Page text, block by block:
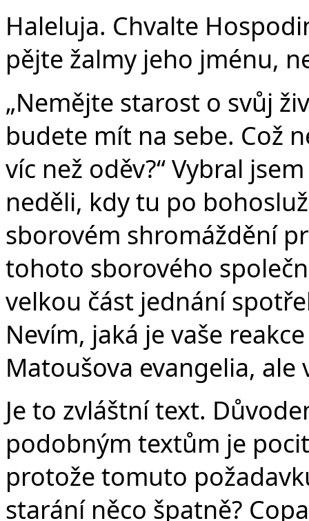
Haleluja. Chvalte
pějte žalmy jeho jménu,
„Nemějte starost o svůj
budete mít na sebe. Což
víc než oděv?“ Vybral
neděli, kdy tu po
sborovém shromáždění
tohoto sborového
velkou část jednání
Nevím, jaká je vaše
Matoušova evangelia, ale
Je to zvláštní text.
podobným textům je
protože tomuto
starání něco špatně?